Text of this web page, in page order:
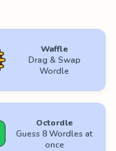
Waffle
Drag & Swap
Wordle
Octordle
Guess 8 Wordles at
once